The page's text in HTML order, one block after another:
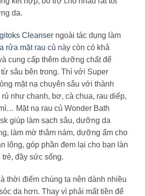
da.
Cleanser ngoài tác dụng làm
rửa mặt rau củ này còn có khả
cung cấp thêm dưỡng chất để
sâu bên trong. Thì với Super
mặt nạ chuyên sâu với thành
như chanh, bơ, cà chua, rau diếp,
Mặt nạ rau củ Wonder Bath
giúp làm sạch sâu, dưỡng da
làm mờ thâm nám, dưỡng ẩm cho
lông, góp phần đem lại cho bạn làn
đầy sức sống.
thời điểm chúng ta nên dành nhiều
da hơn. Thay vì phải mất tiền để